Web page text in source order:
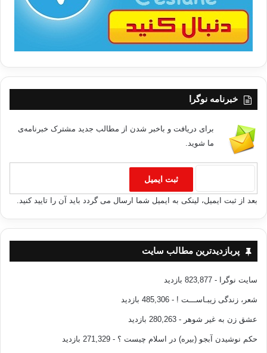
خبرنامه نوگرا
برای دریافت و باخبر شدن از مطالب جدید مشترک خبرنامه‌ی
ما شوید.
بعد از ثبت ایمیل، لینکی به ایمیل شما ارسال می گردد باید آن را تایید کنید.
پربازدیدترین مطالب سایت
سایت نوگرا - 823,877 بازدید
شعر، زندگی زیبـاســـت ! - 485,306 بازدید
عشق زن به غیر شوهر - 280,263 بازدید
حکم نوشیدن آبجو (بیره) در اسلام چیست ؟ - 271,329 بازدید